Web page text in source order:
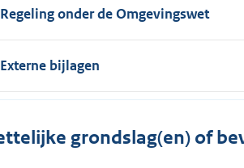
Regeling onder de Omgevingswet
Externe bijlagen
grondslag(en) of